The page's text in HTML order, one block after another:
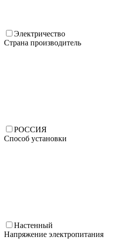
Электричество
Страна производитель
РОССИЯ
Способ установки
Настенный
Напряжение электропитания